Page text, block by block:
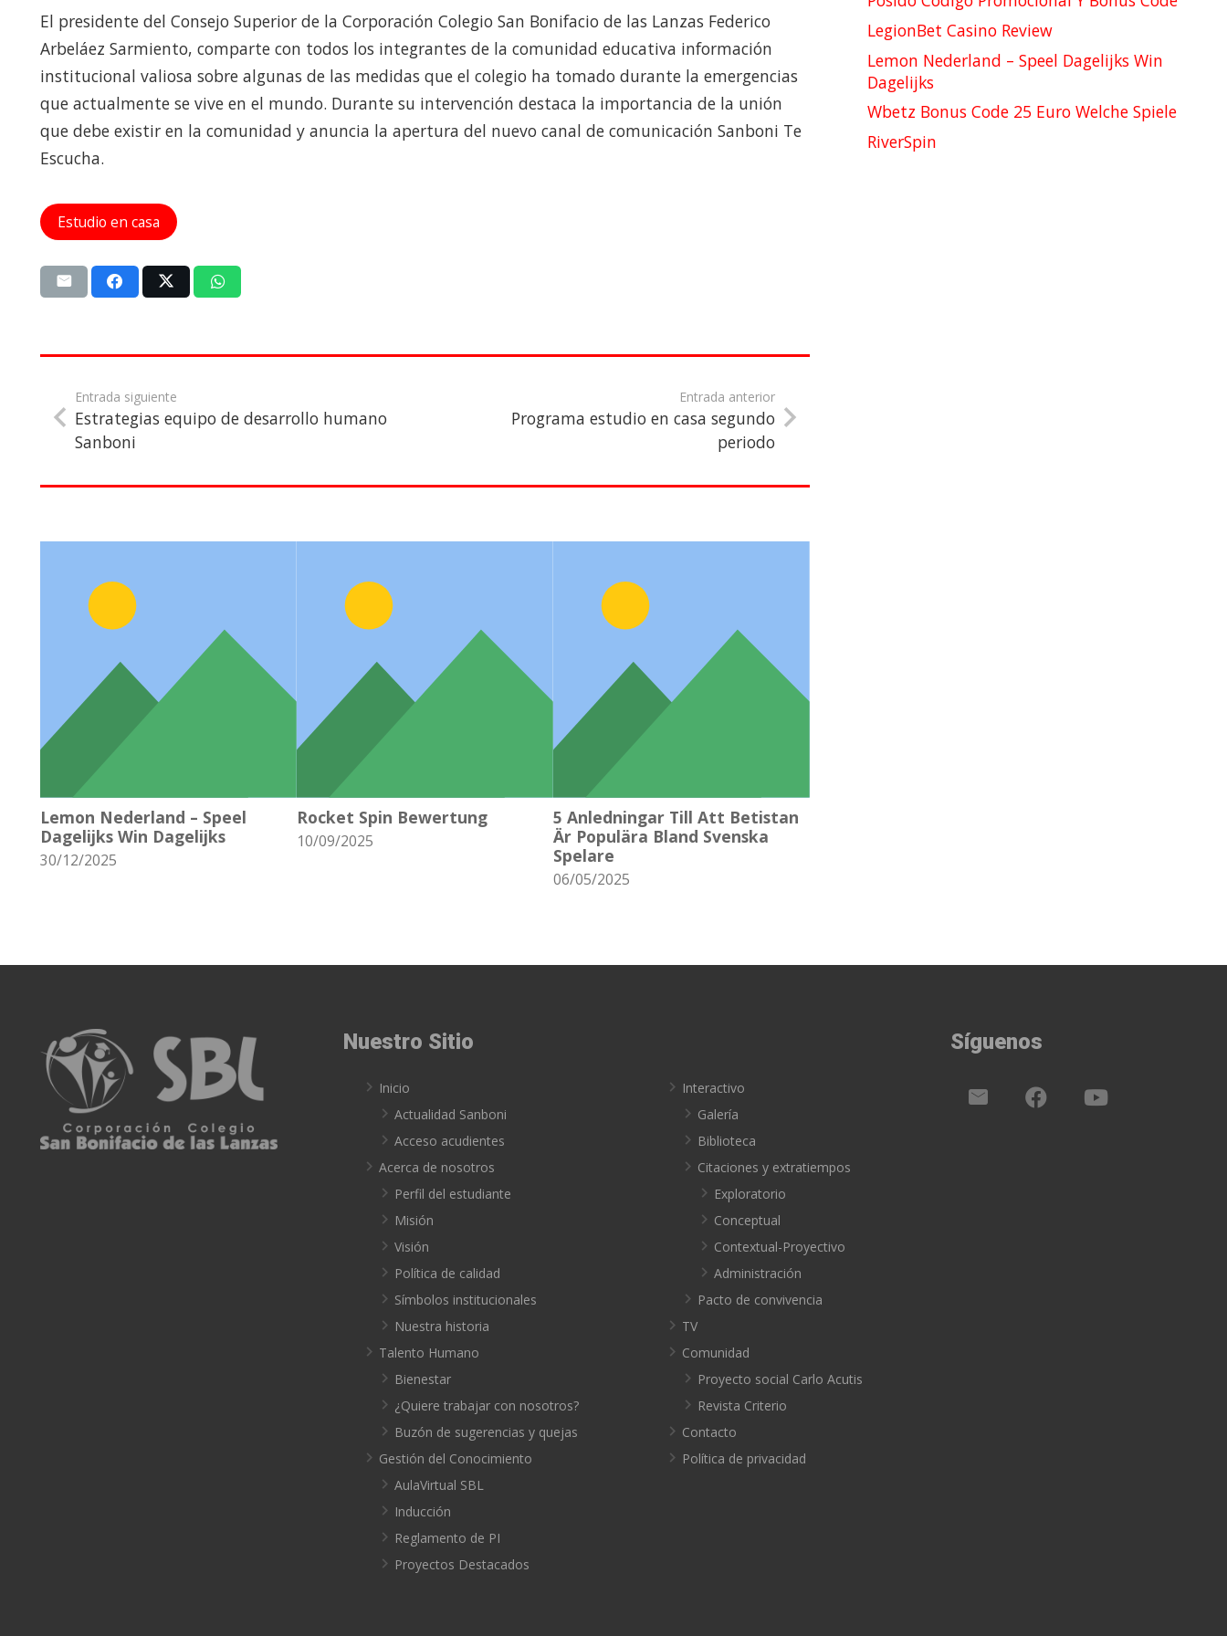
El presidente del Consejo Superior de la Corporación Colegio San Bonifacio de las Lanzas Federico
Arbeláez Sarmiento, comparte con todos los integrantes de la comunidad educativa información
institucional valiosa sobre algunas de las medidas que el colegio ha tomado durante la emergencias
que actualmente se vive en el mundo. Durante su intervención destaca la importancia de la unión
que debe existir en la comunidad y anuncia la apertura del nuevo canal de comunicación Sanboni Te
Escucha.
Estudio en casa
Entrada siguiente
Estrategias equipo de desarrollo humano
Sanboni
Entrada anterior
Programa estudio en casa segundo
periodo
Lemon Nederland – Speel
Dagelijks Win Dagelijks
30/12/2025
Rocket Spin Bewertung
10/09/2025
5 Anledningar Till Att Betistan
Är Populära Bland Svenska
Spelare
06/05/2025
LegionBet Casino Review
Lemon Nederland – Speel Dagelijks Win
Dagelijks
Wbetz Bonus Code 25 Euro Welche Spiele
RiverSpin
Nuestro Sitio
Inicio
Actualidad Sanboni
Acceso acudientes
Acerca de nosotros
Perfil del estudiante
Misión
Visión
Política de calidad
Símbolos institucionales
Nuestra historia
Talento Humano
Bienestar
¿Quiere trabajar con nosotros?
Buzón de sugerencias y quejas
Gestión del Conocimiento
AulaVirtual SBL
Inducción
Reglamento de PI
Proyectos Destacados
Interactivo
Galería
Biblioteca
Citaciones y extratiempos
Exploratorio
Conceptual
Contextual-Proyectivo
Administración
Pacto de convivencia
TV
Comunidad
Proyecto social Carlo Acutis
Revista Criterio
Contacto
Política de privacidad
Síguenos